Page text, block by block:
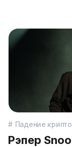
Падение
Рэпер